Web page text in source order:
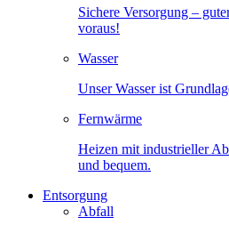
Sichere Versorgung –
voraus!
Wasser
Unser Wasser ist
Fernwärme
Heizen mit industrieller
und bequem.
Entsorgung
Abfall